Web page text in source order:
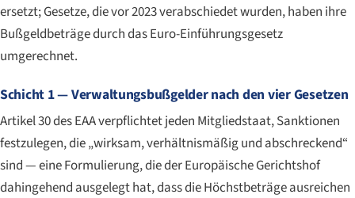
ersetzt; Gesetze, die vor 2023 verabschiedet wurden, haben ihre
Bußgeldbeträge durch das Euro-Einführungsgesetz
umgerechnet.
Schicht 1 — Verwaltungsbußgelder nach den vier Gesetzen
Artikel 30 des EAA verpflichtet jeden Mitgliedstaat, Sanktionen
festzulegen, die „wirksam, verhältnismäßig und abschreckend“
sind — eine Formulierung, die der Europäische Gerichtshof
dahingehend ausgelegt hat, dass die Höchstbeträge ausreichen